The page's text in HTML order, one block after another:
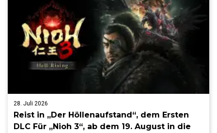
28. Juli 2026
Reist in „Der Höllenaufstand“, dem Ersten
DLC Für „Nioh 3“, ab dem 19. August in die